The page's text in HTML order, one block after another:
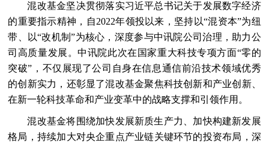
混改基金坚决贯彻落实习近平总书记关于发展数字经济
的重要指示精神，自2022年领投以来，坚持以“混资本”为纽
带、以“改机制”为核心，深度参与中讯院公司治理，助力公
司高质量发展。中讯院此次在国家重大科技专项方面“零的
突破”，不仅展现了公司自身在信息通信前沿技术领域优秀
的创新实力，还彰显了混改基金聚焦科技创新和产业创新、
在新一轮科技革命和产业变革中的战略支撑和引领作用。
混改基金将围绕加快发展新质生产力、加快构建新发展
格局，持续加大对央企重点产业链关键环节的投资布局，深